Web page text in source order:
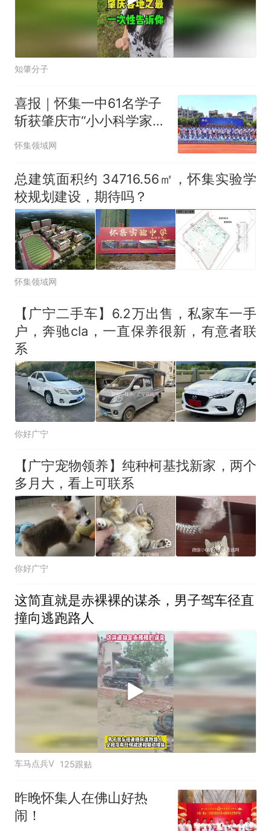
知肇分子
喜报｜怀集一中61名学子
斩获肇庆市“小小科学家”
活动奖项，22人晋级省赛
怀集领域网
总建筑面积约 34716.56㎡，怀集实验学
校规划建设，期待吗？
怀集领域网
【广宁二手车】6.2万出售，私家车一手
户，奔驰cla，一直保养很新，有意者联
系
你好广宁
【广宁宠物领养】纯种柯基找新家，两个
多月大，看上可联系
你好广宁
这简直就是赤裸裸的谋杀，男子驾车径直
撞向逃跑路人
车马点兵V 125跟贴
昨晚怀集人在佛山好热
闹！